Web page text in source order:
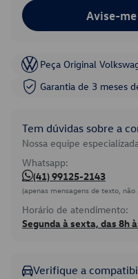
Avise-
Peça Original
Garantia de 3 meses
Tem dúvidas sobre a
Nossa equipe
Whatsapp:
(41) 99125-2143
(apenas mensagens de texto,
Horário de atendimento:
Segunda à sexta, das 8h
Verifique a